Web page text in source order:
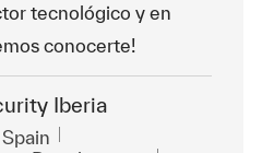
tecnológico y en
conocerte!
Iberia